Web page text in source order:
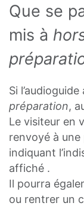
Que se
mis à
Si
préparation,
Le visiteur en
renvoyé à une
indiquant
affiché .
Il pourra
ou rentrer un